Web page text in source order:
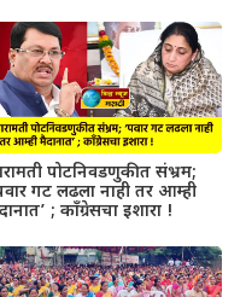
पोटनिवडणुकीत संभ्रम;
गट लढला नाही तर आम्ही
; काँग्रेसचा इशारा !